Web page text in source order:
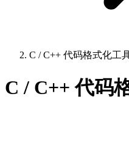
C / C++ 代码格式化工
C / C++ 代码